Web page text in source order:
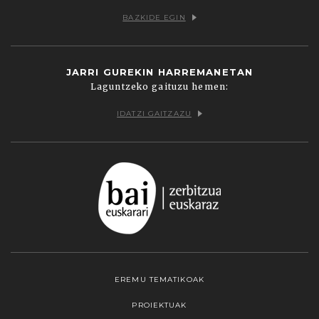
BAZKIDE EGIN
JARRI GUREKIN HARREMANETAN
Laguntzeko gaituzu hemen:
IDATZI GAITZAZU
EREMU TEMATIKOAK
PROIEKTUAK